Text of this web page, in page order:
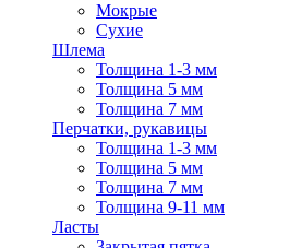
Мокрые
Сухие
Шлема
Толщина 1-3 мм
Толщина 5 мм
Толщина 7 мм
Перчатки, рукавицы
Толщина 1-3 мм
Толщина 5 мм
Толщина 7 мм
Толщина 9-11 мм
Ласты